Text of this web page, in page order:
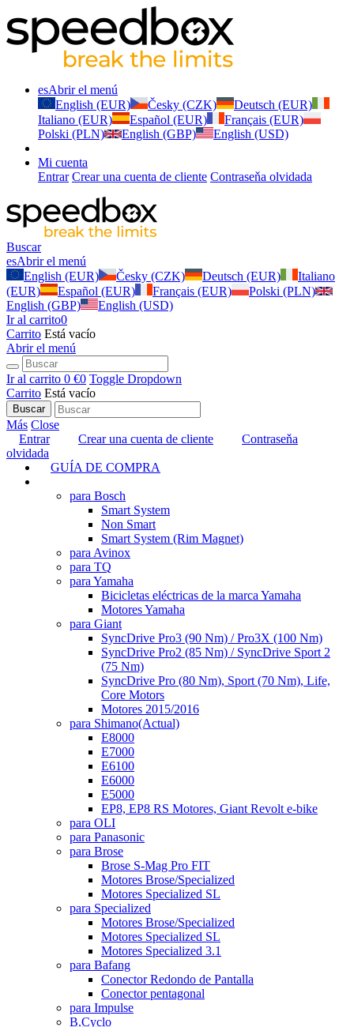
esAbrir el menú
English (EUR)
Česky (CZK)
Deutsch (EUR)
Italiano (EUR)
Español (EUR)
Français (EUR)
Polski (PLN)
English (GBP) English (USD)
Mi cuenta
Entrar Crear una cuenta de cliente Contraseňa olvidada
Buscar
esAbrir el menú
English (EUR)
Česky (CZK) Deutsch (EUR)
Italiano
(EUR)
Español (EUR) Français (EUR)
Polski (PLN)
English (GBP)
English (USD)
Ir al carrito0
Carrito Está vacío
Abrir el menú
Ir al carrito 0 €0 Toggle Dropdown
Carrito Está vacío
Buscar
Más Close
Entrar
Crear una cuenta de cliente
Contraseňa
olvidada
GUÍA DE COMPRA
para Bosch
Smart System
Non Smart
Smart System (Rim Magnet)
para Avinox
para TQ
para Yamaha
Bicicletas eléctricas de la marca Yamaha
Motores Yamaha
para Giant
SyncDrive Pro3 (90 Nm) / Pro3X (100 Nm)
SyncDrive Pro2 (85 Nm) / SyncDrive Sport 2
(75 Nm)
SyncDrive Pro (80 Nm), Sport (70 Nm), Life,
Core Motors
Motores 2015/2016
para Shimano(Actual)
E8000
E7000
E6100
E6000
E5000
EP8, EP8 RS Motores, Giant Revolt e-bike
para OLI
para Panasonic
para Brose
Brose S-Mag Pro FIT
Motores Brose/Specialized
Motores Specialized SL
para Specialized
Motores Brose/Specialized
Motores Specialized SL
Motores Specialized 3.1
para Bafang
Conector Redondo de Pantalla
Conector pentagonal
para Impulse
B.Cyclo